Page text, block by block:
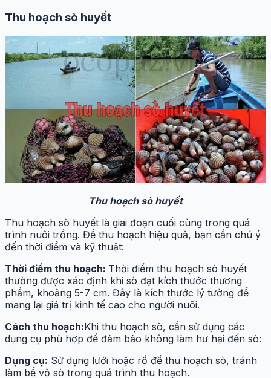
Thu hoạch sò huyết
Thu hoạch sò huyết
Thu hoạch sò huyết là giai đoạn cuối cùng trong quá
trình nuôi trồng. Để thu hoạch hiệu quả, bạn cần chú ý
đến thời điểm và kỹ thuật:
Thời điểm thu hoạch: Thời điểm thu hoạch sò huyết
thường được xác định khi sò đạt kích thước thương
phẩm, khoảng 5-7 cm. Đây là kích thước lý tưởng để
mang lại giá trị kinh tế cao cho người nuôi.
Cách thu hoạch:Khi thu hoạch sò, cần sử dụng các
dụng cụ phù hợp để đảm bảo không làm hư hại đến sò:
Dụng cụ: Sử dụng lưới hoặc rổ để thu hoạch sò, tránh
làm bể vỏ sò trong quá trình thu hoạch.